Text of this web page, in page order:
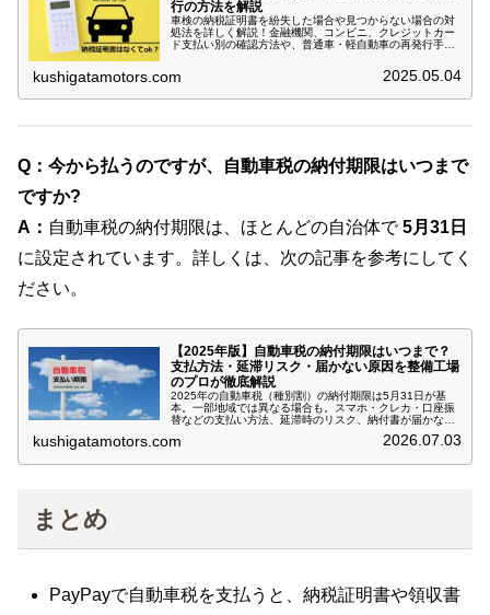
行の方法を解説
車検の納税証明書を紛失した場合や見つからない場合の対
処法を詳しく解説！金融機関、コンビニ、クレジットカー
ド支払い別の確認方法や、普通車・軽自動車の再発行手続
意事項や再発行が不要なケースについても紹介します。
kushigatamotors.com 2025.05.04
Q：今から払うのですが、自動車税の納付期限はいつまで
ですか?
A： 自動車税の納付期限は、ほとんどの自治体で5月31日
に設定されています。詳しくは、次の記事を参考にしてく
ださい。
【2025年版】自動車税の納付期限はいつまで？
支払方法・延滞リスク・届かない原因を整備工場
のプロが徹底解説
2025年の自動車税（種別割）の納付期限は5月31日が基
本。一部地域では異なる場合も。スマホ・クレカ・口座振
替などの支払い方法、延滞時のリスク、納付書が届かない
kushigatamotors.com 2026.07.03
まとめ
PayPayで自動車税を支払うと、納税証明書や領収書